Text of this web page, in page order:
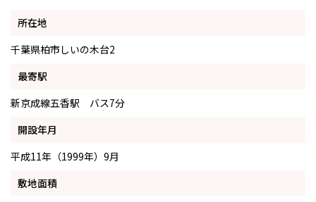
所在地
千葉県柏市しいの木台2
最寄駅
新京成線五香駅 バス7分
開設年月
平成11年（1999年）9月
敷地面積